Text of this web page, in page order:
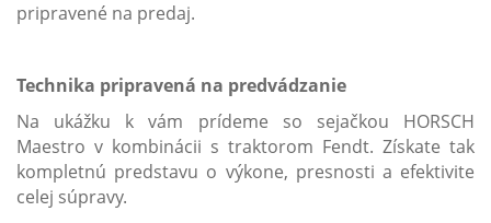
pripravené na predaj.
Technika pripravená na predvádzanie
Na ukážku k vám prídeme so sejačkou HORSCH
Maestro v kombinácii s traktorom Fendt. Získate tak
kompletnú predstavu o výkone, presnosti a efektivite
celej súpravy.